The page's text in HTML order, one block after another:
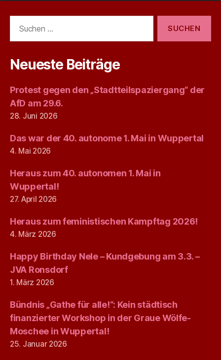
nach:
Neueste Beiträge
Protest gegen den „Stadtteilspaziergang“ der
AfD am 29.6.
28. Juni 2026
Das war der 40. autonome 1. Mai in Wuppertal
4. Mai 2026
Heraus zum 40. autonomen 1. Mai in
Wuppertal!
27. April 2026
Heraus zum feministischen Kampftag 2026!
4. März 2026
Happy Birthday Nele – Kundgebung am 3.3. –
JVA Ronsdorf
1. März 2026
Bündnis „Gathe für alle!“: Kein städtisch
finanzierter Workshop in der Graue Wölfe-
Moschee in Wuppertal!
25. Januar 2026